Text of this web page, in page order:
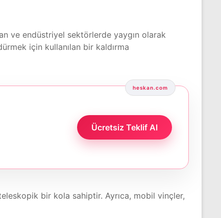
ve endüstriyel sektörlerde yaygın olarak
için kullanılan bir kaldırma
heskan.com
Ücretsiz Teklif Al
bir kola sahiptir. Ayrıca, mobil vinçler,